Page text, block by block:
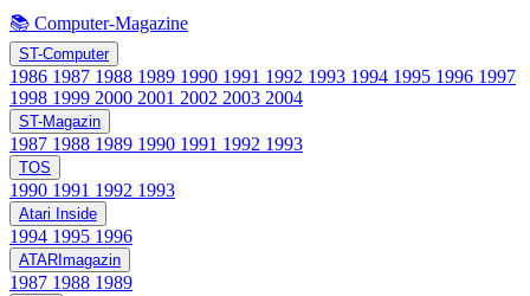
📚 Computer-Magazine
ST-Computer
1986 1987 1988 1989 1990 1991 1992 1993 1994 1995 1996 1997
1998 1999 2000 2001 2002 2003 2004
ST-Magazin
1987 1988 1989 1990 1991 1992 1993
TOS
1990 1991 1992 1993
Atari Inside
1994 1995 1996
ATARImagazin
1987 1988 1989